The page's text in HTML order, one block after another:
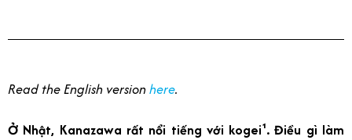
Read the English versionhere.
Ở Nhật, Kanazawa rất nổi tiếng với kogei¹. Điều gì làm